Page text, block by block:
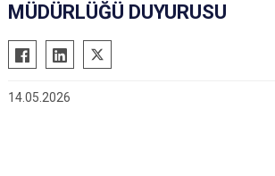
MÜDÜRLÜĞÜ DUYURUSU
14.05.2026